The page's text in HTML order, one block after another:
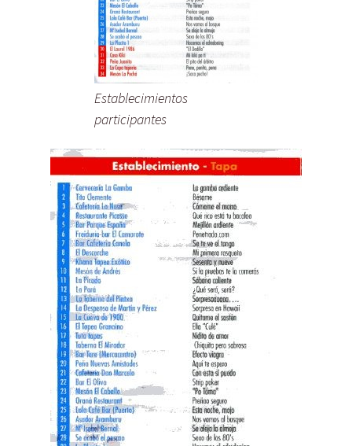
Establecimientos
participantes